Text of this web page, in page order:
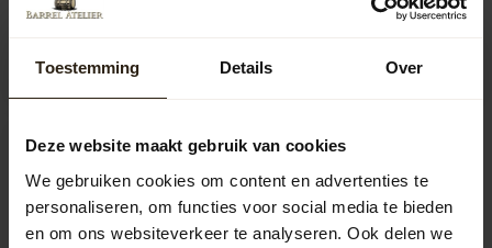
Toestemming Details Over
Deze website maakt gebruik van cookies
We gebruiken cookies om content en advertenties te
personaliseren, om functies voor social media te bieden
en om ons websiteverkeer te analyseren. Ook delen we
Regentonnen met
pomp
Regentonnen met